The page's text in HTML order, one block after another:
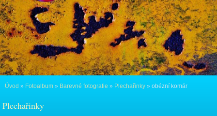
Úvod » Fotoalbum » Barevné fotografie » Plechařinky » obézní komár
Plechařinky